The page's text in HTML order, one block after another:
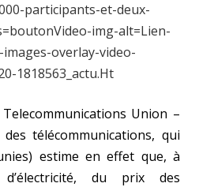
participants-et-deux-
img-alt=Lien-
overlay-video-
1818563_actu.Ht
Union –
télécommunications, qui
estime en effet que, à
du prix des